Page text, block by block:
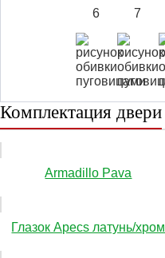
6 7
Комплектация двери
Аrmadillo Pava
Глазок Apecs латунь/хром